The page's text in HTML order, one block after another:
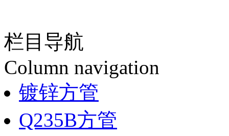
栏目导航
Column navigation
镀锌方管
Q235B方管